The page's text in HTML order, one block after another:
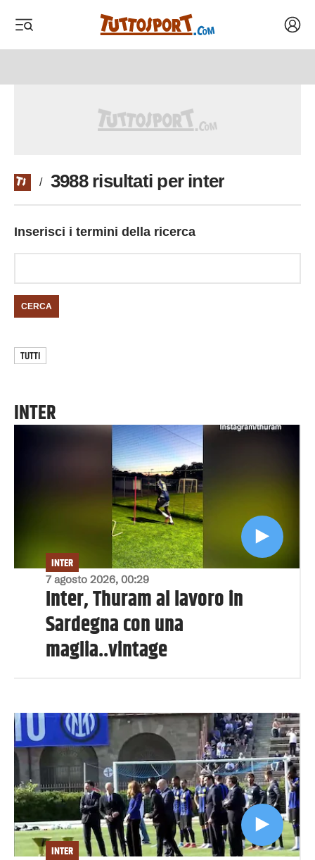
/ 3988 risultati per inter
Inserisci i termini della ricerca
CERCA
TUTTI
INTER
7 agosto 2026, 00:29
INTER
Inter, Thuram al lavoro in
Sardegna con una
maglia..vintage
INTER